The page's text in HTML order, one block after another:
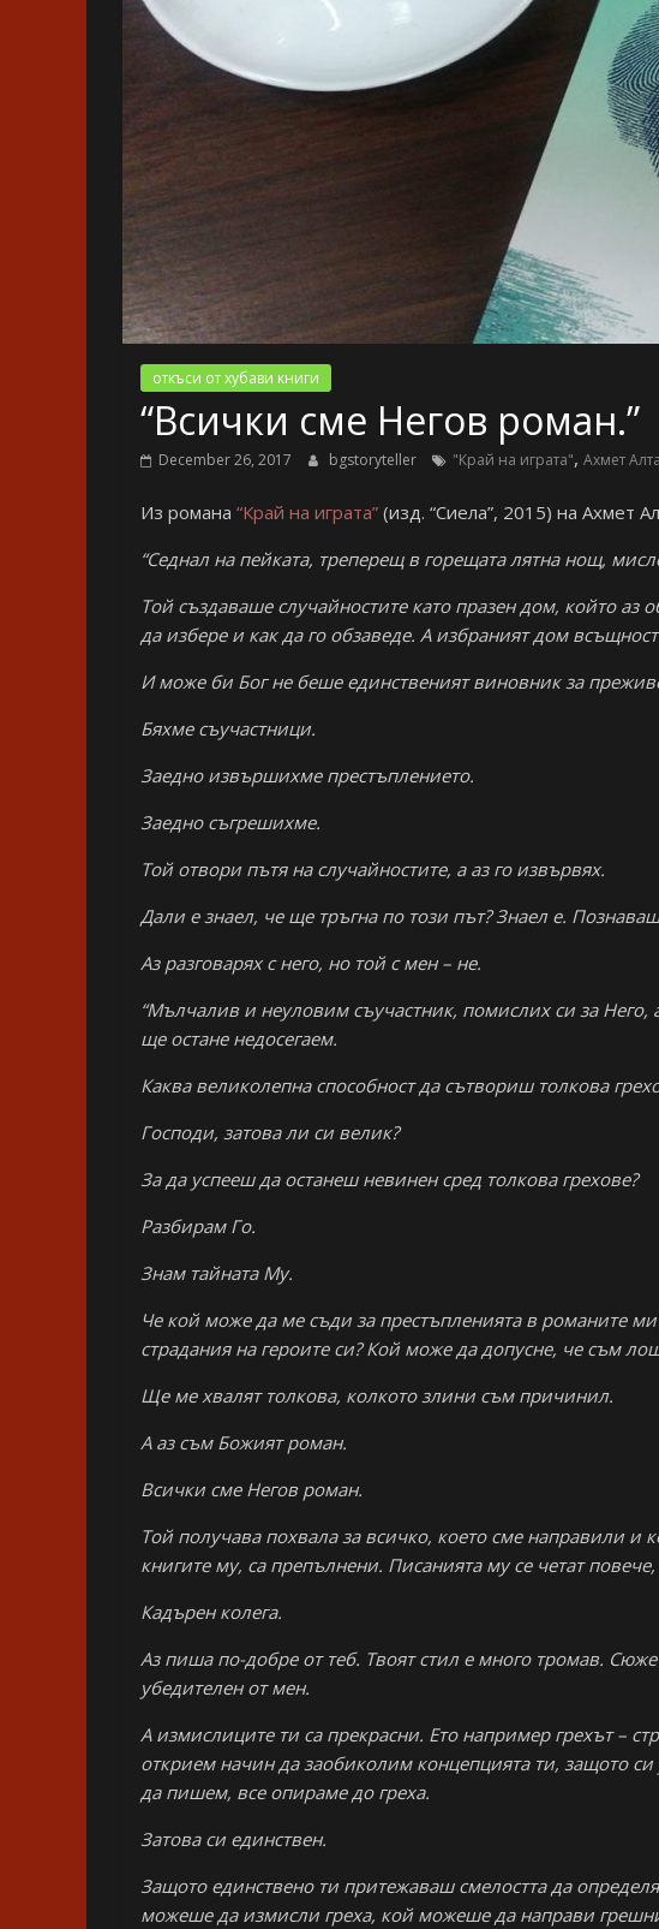
откъси от хубави книги
“Всички сме Негов роман.”
December 26, 2017 bgstoryteller "Край на играта", Ахмет
Из романа “Край на играта” (изд. “Сиела”, 2015) на Ахмет
“Седнал на пейката, треперещ в горещата лятна нощ,
Той създаваше случайностите като празен дом, който аз
да избере и как да го обзаведе. А избраният дом
И може би Бог не беше единственият виновник за
Бяхме съучастници.
Заедно извършихме престъплението.
Заедно съгрешихме.
Той отвори пътя на случайностите, а аз го извървях.
Дали е знаел, че ще тръгна по този път? Знаел е.
Аз разговарях с него, но той с мен – не.
“Мълчалив и неуловим съучастник, помислих си за Него,
ще остане недосегаем.
Каква великолепна способност да сътвориш толкова
Господи, затова ли си велик?
За да успееш да останеш невинен сред толкова грехове?
Разбирам Го.
Знам тайната Му.
Че кой може да ме съди за престъпленията в романите
страдания на героите си? Кой може да допусне, че съм
Ще ме хвалят толкова, колкото злини съм причинил.
А аз съм Божият роман.
Всички сме Негов роман.
Той получава похвала за всичко, което сме направили и
книгите му, са препълнени. Писанията му се четат
Кадърен колега.
Аз пиша по-добре от теб. Твоят стил е много тромав.
убедителен от мен.
А измислиците ти са прекрасни. Ето например грехът –
открием начин да заобиколим концепцията ти, защото
да пишем, все опираме до греха.
Затова си единствен.
Защото единствено ти притежаваш смелостта да
можеше да измисли греха, кой можеше да направи